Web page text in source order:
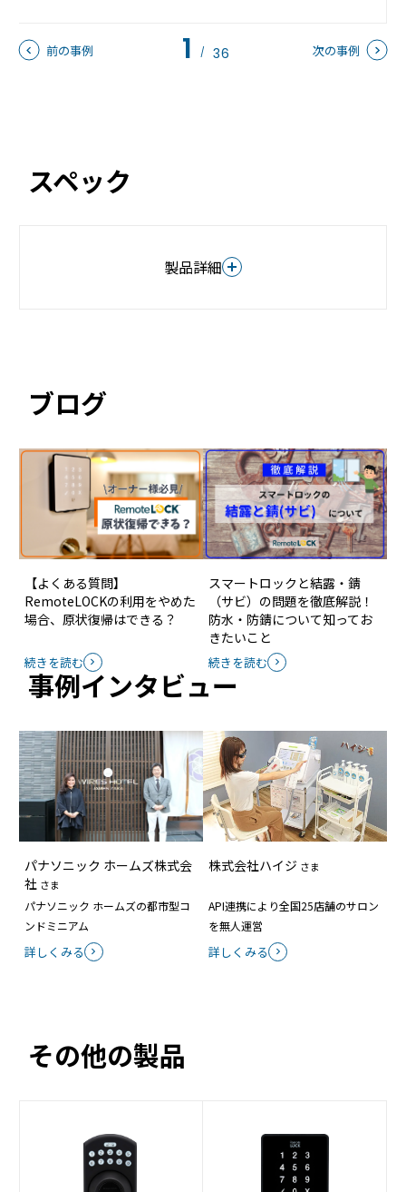
前の事例 次の事例
1 / 36
スペック
製品詳細
価格
カラー ブラック・オレンジ
鍵のタイプ 本締錠
サイズ(mm)
屋外側 ： W86 x H110 x D30
屋内側 ： W53 x H180 x D55
本体質量
屋外側 ： 約310g
屋内側 ： 約340g
無線LAN
（準拠規格）
IEEE802.11b/g/n準拠 2.4GHz
Wi-Fi暗号化の規格： WEP、WPA/WPA2
バッテリー
単三のリチウム電池 × 4本
（外部電源化も可能）
ご利用方法
暗証番号(テンキー)またはFeliCaカード(10枚ま
で)で解錠
取付基本要件
以下のシリンダー錠の場合、交換取付（原状復
帰）が可能です。
詳しくは別資料をご参照ください。
上記以外の場合は、ドア加工を含む設置工事と
30~50mm
扉の仕様、環境により取付が出来ない場合があり
ブログ
【よくある質問】
RemoteLOCKの利用をやめた
場合、原状復帰はできる？
続きを読む
スマートロックと結露・錆
（サビ）の問題を徹底解説！
防水・防錆について知ってお
きたいこと
続きを読む
事例インタビュー
パナソニック ホームズ株式会
社 さま
パナソニック ホームズの都市型コ
ンドミニアム
詳しくみる
株式会社ハイジ さま
API連携により全国25店舗のサロン
を無人運営
詳しくみる
その他の製品
その他の業種